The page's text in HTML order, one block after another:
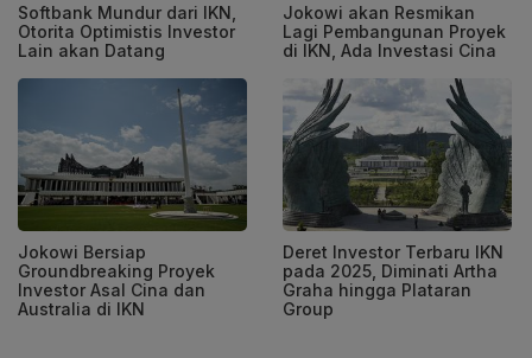
Softbank Mundur dari IKN,
Otorita Optimistis Investor
Lain akan Datang
Jokowi akan Resmikan
Lagi Pembangunan Proyek
di IKN, Ada Investasi Cina
Jokowi Bersiap
Groundbreaking Proyek
Investor Asal Cina dan
Australia di IKN
Deret Investor Terbaru IKN
pada 2025, Diminati Artha
Graha hingga Plataran
Group